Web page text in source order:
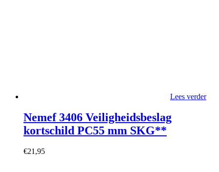
Lees verder
Nemef 3406 Veiligheidsbeslag
kortschild PC55 mm SKG**
€21,95